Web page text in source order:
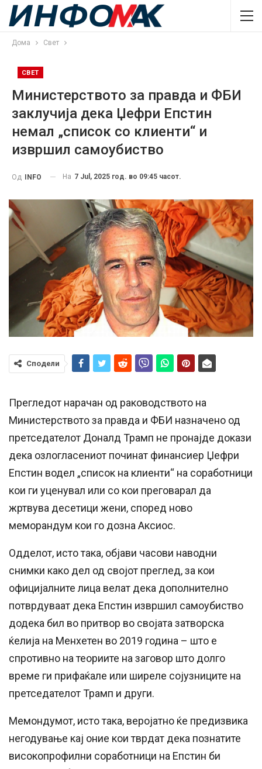
Дома Свет
СВЕТ
Министерството за правда и ФБИ
заклучија дека Џефри Епстин
немал „список со клиенти“ и
извршил самоубиство
Од INFO На 7 Jul, 2025 год. во 09:45 часот.
Сподели
Прегледот нарачан од раководството на
Министерството за правда и ФБИ назначено од
претседателот Доналд Трамп не пронајде докази
дека озлогласениот починат финансиер Џефри
Епстин водел „список на клиенти“ на соработници
кои ги уценувал или со кои преговарал да
жртвува десетици жени, според ново
меморандум кои го дозна Аксиос.
Одделот, исто така, објави часови наводни
снимки како дел од својот преглед, за кои
официјалните лица велат дека дополнително
потврдуваат дека Епстин извршил самоубиство
додека бил во притвор во својата затворска
ќелија на Менхетен во 2019 година – што е
спротивно на теориите на заговор што долго
време ги прифаќале или ширеле сојузниците на
претседателот Трамп и други.
Мемондумот, исто така, веројатно ќе предизвика
негодување кај оние кои тврдат дека познатите
високопрофилни соработници на Епстин би